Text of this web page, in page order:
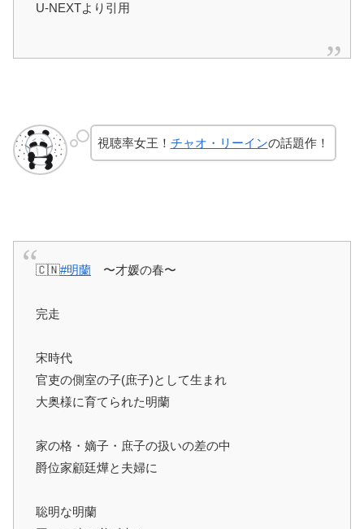
U-NEXTより引用
視聴率女王！ チャオ・リーインの話題作！
🇨🇳#明蘭 〜才媛の春〜
完走
宋時代
官吏の側室の子(庶子)として生まれ
大奥様に育てられた明蘭
家の格・嫡子・庶子の扱いの差の中
爵位家顧廷燁と夫婦に
聡明な明蘭